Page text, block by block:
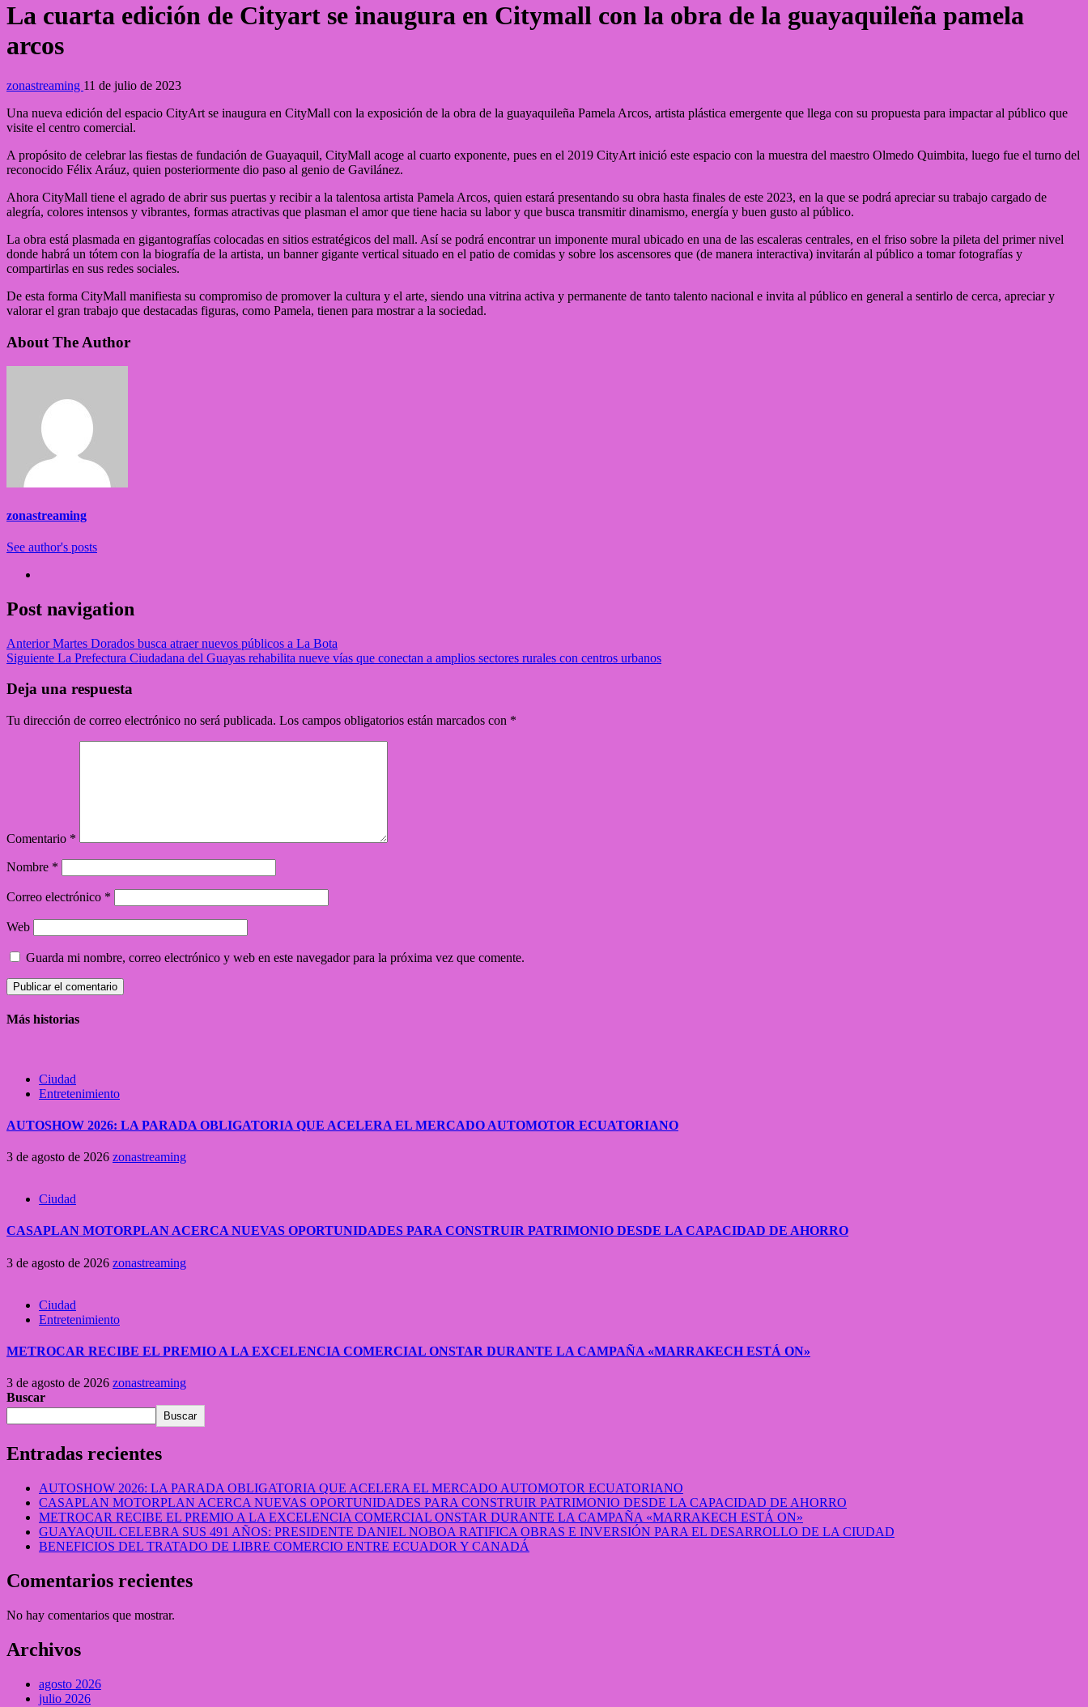
La cuarta edición de Cityart se inaugura en Citymall con la obra de la guayaquileña pamela
arcos
zonastreaming 11 de julio de 2023
Una nueva edición del espacio CityArt se inaugura en CityMall con la exposición de la obra de la guayaquileña Pamela Arcos, artista plástica emergente que llega con su propuesta para impactar al público que
visite el centro comercial.
A propósito de celebrar las fiestas de fundación de Guayaquil, CityMall acoge al cuarto exponente, pues en el 2019 CityArt inició este espacio con la muestra del maestro Olmedo Quimbita, luego fue el turno del
reconocido Félix Aráuz, quien posteriormente dio paso al genio de Gavilánez.
Ahora CityMall tiene el agrado de abrir sus puertas y recibir a la talentosa artista Pamela Arcos, quien estará presentando su obra hasta finales de este 2023, en la que se podrá apreciar su trabajo cargado de
alegría, colores intensos y vibrantes, formas atractivas que plasman el amor que tiene hacia su labor y que busca transmitir dinamismo, energía y buen gusto al público.
La obra está plasmada en gigantografías colocadas en sitios estratégicos del mall. Así se podrá encontrar un imponente mural ubicado en una de las escaleras centrales, en el friso sobre la pileta del primer nivel
donde habrá un tótem con la biografía de la artista, un banner gigante vertical situado en el patio de comidas y sobre los ascensores que (de manera interactiva) invitarán al público a tomar fotografías y
compartirlas en sus redes sociales.
De esta forma CityMall manifiesta su compromiso de promover la cultura y el arte, siendo una vitrina activa y permanente de tanto talento nacional e invita al público en general a sentirlo de cerca, apreciar y
valorar el gran trabajo que destacadas figuras, como Pamela, tienen para mostrar a la sociedad.
About The Author
zonastreaming
See author's posts
Post navigation
AnteriorMartes Dorados busca atraer nuevos públicos a La Bota
Siguiente La Prefectura Ciudadana del Guayas rehabilita nueve vías que conectan a amplios sectores rurales con centros urbanos
Deja una respuesta
Tu dirección de correo electrónico no será publicada. Los campos obligatorios están marcados con *
Comentario *
Nombre *
Correo electrónico *
Web
Guarda mi nombre, correo electrónico y web en este navegador para la próxima vez que comente.
Más historias
Ciudad
Entretenimiento
AUTOSHOW 2026: LA PARADA OBLIGATORIA QUE ACELERA EL MERCADO AUTOMOTOR ECUATORIANO
3 de agosto de 2026 zonastreaming
Ciudad
CASAPLAN MOTORPLAN ACERCA NUEVAS OPORTUNIDADES PARA CONSTRUIR PATRIMONIO DESDE LA CAPACIDAD DE AHORRO
3 de agosto de 2026 zonastreaming
Ciudad
Entretenimiento
METROCAR RECIBE EL PREMIO A LA EXCELENCIA COMERCIAL ONSTAR DURANTE LA CAMPAÑA «MARRAKECH ESTÁ ON»
3 de agosto de 2026 zonastreaming
Buscar
Buscar
Entradas recientes
AUTOSHOW 2026: LA PARADA OBLIGATORIA QUE ACELERA EL MERCADO AUTOMOTOR ECUATORIANO
CASAPLAN MOTORPLAN ACERCA NUEVAS OPORTUNIDADES PARA CONSTRUIR PATRIMONIO DESDE LA CAPACIDAD DE AHORRO
METROCAR RECIBE EL PREMIO A LA EXCELENCIA COMERCIAL ONSTAR DURANTE LA CAMPAÑA «MARRAKECH ESTÁ ON»
GUAYAQUIL CELEBRA SUS 491 AÑOS: PRESIDENTE DANIEL NOBOA RATIFICA OBRAS E INVERSIÓN PARA EL DESARROLLO DE LA CIUDAD
BENEFICIOS DEL TRATADO DE LIBRE COMERCIO ENTRE ECUADOR Y CANADÁ
Comentarios recientes
No hay comentarios que mostrar.
Archivos
agosto 2026
julio 2026